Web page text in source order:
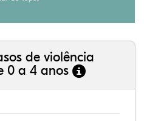
de violência
0 a 4 anos